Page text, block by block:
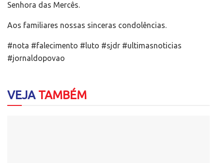
Senhora das Mercês.
Aos familiares nossas sinceras condolências.
#nota #falecimento #luto #sjdr #ultimasnoticias
#jornaldopovao
VEJATAMBÉM